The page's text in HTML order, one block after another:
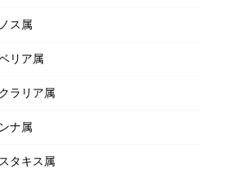
ス属
リア属
ラリア属
ナ属
タキス属